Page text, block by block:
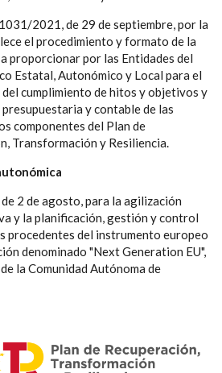
2021, de 29 de septiembre, por la
el procedimiento y formato de la
proporcionar por las Entidades del
Estatal, Autonómico y Local para el
cumplimiento de hitos y objetivos y
y contable de las
componentes del Plan de
Transformación y Resiliencia.
2 de agosto, para la agilización
y la planificación, gestión y control
procedentes del instrumento europeo
denominado "Next Generation EU",
la Comunidad Autónoma de